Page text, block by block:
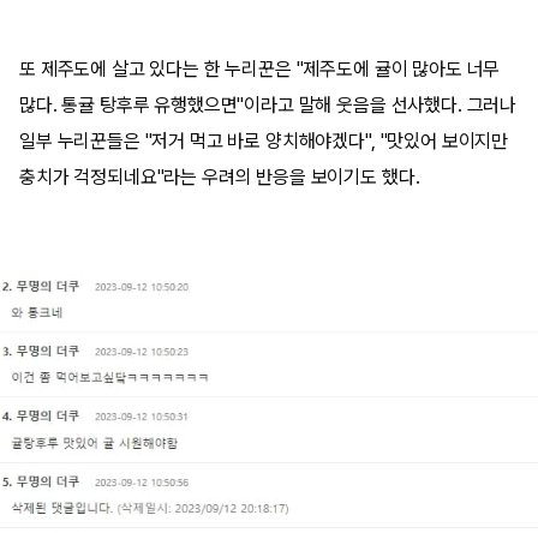
또 제주도에 살고 있다는 한 누리꾼은 "제주도에 귤이 많아도 너무
많다. 통귤 탕후루 유행했으면"이라고 말해 웃음을 선사했다. 그러나
일부 누리꾼들은 "저거 먹고 바로 양치해야겠다", "맛있어 보이지만
충치가 걱정되네요"라는 우려의 반응을 보이기도 했다.